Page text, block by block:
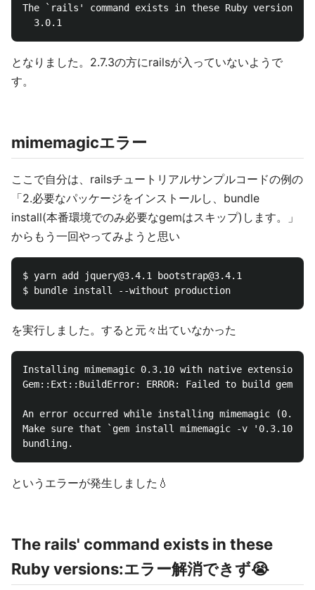
The `rails' command exists in these Ruby versions:
となりました。2.7.3の方にrailsが入っていないようで
す。
mimemagicエラー
ここで自分は、railsチュートリアルサンプルコードの例の
「2.必要なパッケージをインストールし、bundle
install(本番環境でのみ必要なgemはスキップ)します。」
からもう一回やってみようと思い
$ yarn add jquery@3.4.1 bootstrap@3.4.1
を実行しました。すると元々出ていなかった
Installing mimemagic 0.3.10 with native extensions
Gem::Ext::BuildError: ERROR: Failed to build gem
An error occurred while installing mimemagic
Make sure that `gem install mimemagic -v '0.3.10'
というエラーが発生しました💧
The rails' command exists in these
Ruby versions:エラー解消できず😭